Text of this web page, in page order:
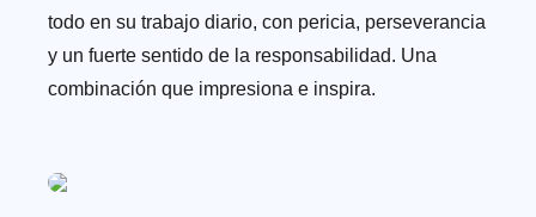
todo en su trabajo diario, con pericia, perseverancia
y un fuerte sentido de la responsabilidad. Una
combinación que impresiona e inspira.